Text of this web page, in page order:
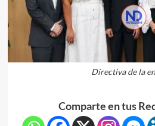
Directiva de la
Comparte en tus